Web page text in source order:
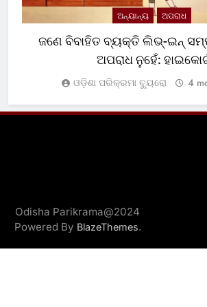
ଅନ୍ୟାନ୍ୟ ଅପରାଧ
ଜଣେ ବିବାହିତ ବ୍ୟକ୍ତି ଲିଭ୍-ଇନ୍
ଅପରାଧ ନୁହେଁ:
ଓଡ଼ିଶା ପରିକ୍ରମା ବ୍ୟୁରୋ 4
Odisha Parikrama@2024
Powered By BlazeThemes.